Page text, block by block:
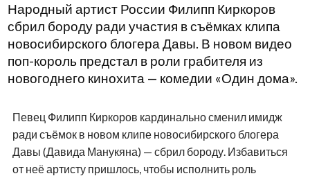
Народный артист России Филипп Киркоров
сбрил бороду ради участия в съёмках клипа
новосибирского блогера Давы. В новом видео
поп-король предстал в роли грабителя из
новогоднего кинохита — комедии «Один дома».
Певец Филипп Киркоров кардинально сменил имидж
ради съёмок в новом клипе новосибирского блогера
Давы (Давида Манукяна) — сбрил бороду. Избавиться
от неё артисту пришлось, чтобы исполнить роль